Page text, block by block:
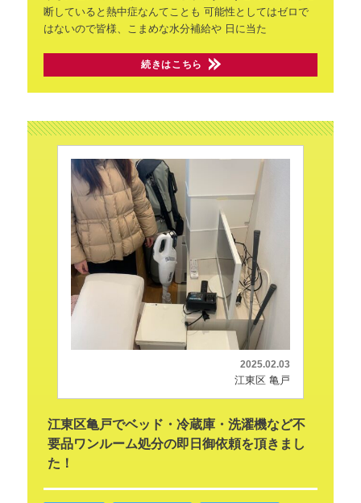
断していると熱中症なんてことも 可能性としてはゼロで
はないので皆様、こまめな水分補給や日に当た
続きはこちら
2025.02.03
江東区 亀戸
江東区亀戸でベッド・冷蔵庫・洗濯機など不
要品ワンルーム処分の即日御依頼を頂きまし
た！